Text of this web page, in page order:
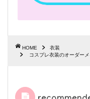
HOME
衣装
コスプレ衣装のオーダー